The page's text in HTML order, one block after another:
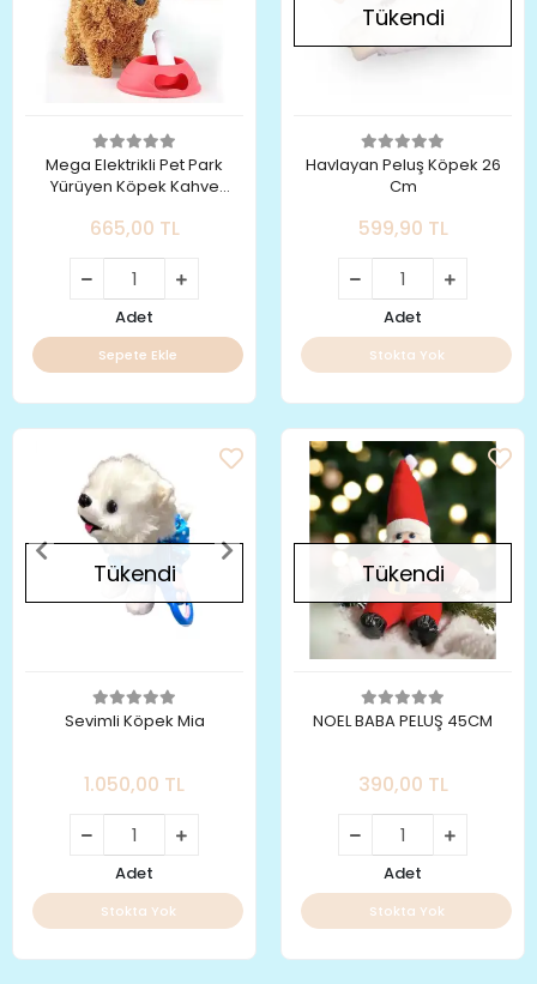
Mega Elektrikli Pet Park
Yürüyen Köpek Kahve
665,00 TL
Adet
Sepete Ekle
Tükendi
Havlayan Peluş Köpek 26
Cm
599,90 TL
Adet
Stokta Yok
Tükendi
Sevimli Köpek Mia
1.050,00 TL
Adet
Stokta Yok
Tükendi
NOEL BABA PELUŞ 45CM
390,00 TL
Adet
Stokta Yok